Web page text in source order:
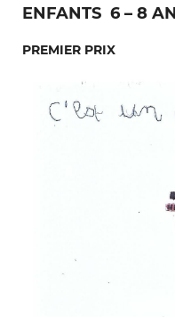
ENFANTS 6 – 8
PREMIER PRIX